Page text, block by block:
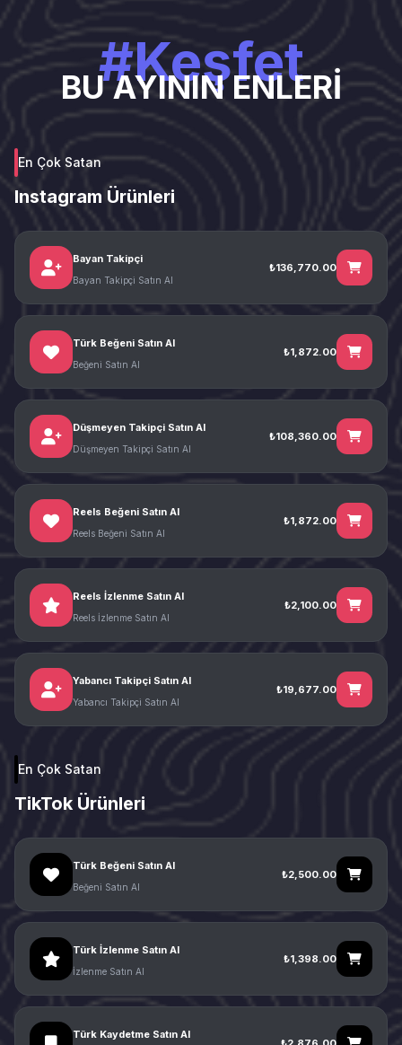
#Keşfet
BU AYININ ENLERİ
En Çok Satan
Instagram Ürünleri
Bayan Takipçi
Bayan Takipçi Satın Al
₺136,770.00
Türk Beğeni Satın Al
Beğeni Satın Al
₺1,872.00
Düşmeyen Takipçi Satın Al
Düşmeyen Takipçi Satın Al
₺108,360.00
Reels Beğeni Satın Al
Reels Beğeni Satın Al
₺1,872.00
Reels İzlenme Satın Al
Reels İzlenme Satın Al
₺2,100.00
Yabancı Takipçi Satın Al
Yabancı Takipçi Satın Al
₺19,677.00
En Çok Satan
TikTok Ürünleri
Türk Beğeni Satın Al
Beğeni Satın Al
₺2,500.00
Türk İzlenme Satın Al
İzlenme Satın Al
₺1,398.00
Türk Kaydetme Satın Al